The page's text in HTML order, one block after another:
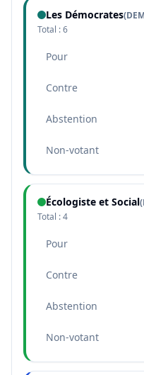
Les Démocrates(
Total :6
Pour
Contre
Abstention
Non-votant
Écologiste et Social(
Total :4
Pour
Contre
Abstention
Non-votant